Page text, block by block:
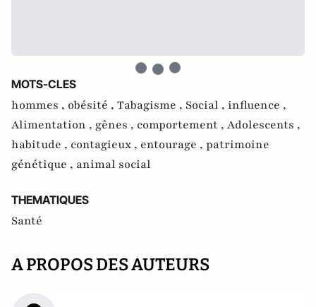
MOTS-CLES
hommes , obésité , Tabagisme , Social , influence ,
Alimentation , gênes , comportement , Adolescents ,
habitude , contagieux , entourage , patrimoine
génétique , animal social
THEMATIQUES
Santé
A PROPOS DES AUTEURS